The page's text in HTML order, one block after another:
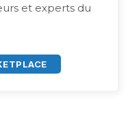
et experts du